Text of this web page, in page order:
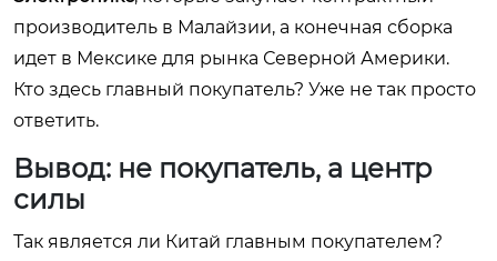
производитель в Малайзии, а конечная сборка
идет в Мексике для рынка Северной Америки.
Кто здесь главный покупатель? Уже не так просто
ответить.
Вывод: не покупатель, а центр
силы
Так является ли Китай главным покупателем?